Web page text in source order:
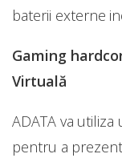
baterii externe
Gaming
Virtuală
ADATA va
pentru a